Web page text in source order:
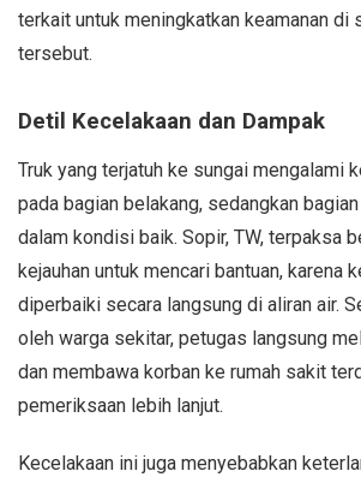
terkait untuk meningkatkan keamanan di
tersebut.
Detil Kecelakaan dan Dampak
Truk yang terjatuh ke sungai mengalami
pada bagian belakang, sedangkan
dalam kondisi baik. Sopir, TW, terpaksa
kejauhan untuk mencari bantuan, karena
diperbaiki secara langsung di aliran air.
oleh warga sekitar, petugas langsung
dan membawa korban ke rumah sakit
pemeriksaan lebih lanjut.
Kecelakaan ini juga menyebabkan